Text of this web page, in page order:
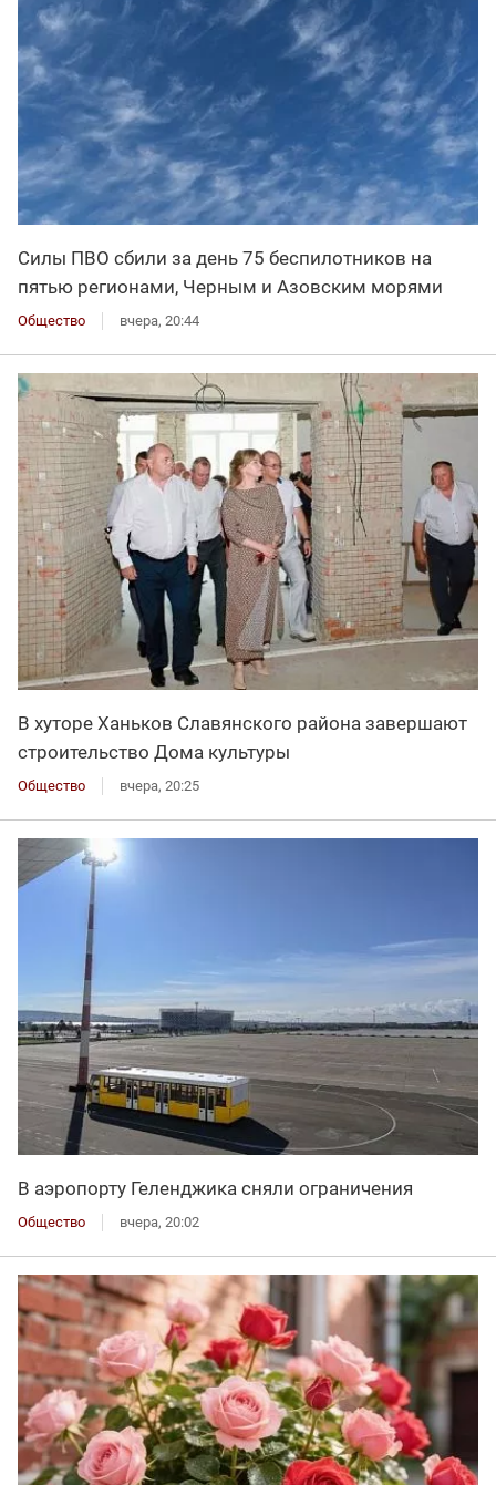
Силы ПВО сбили за день 75 беспилотников на
пятью регионами, Черным и Азовским морями
Общество вчера, 20:44
В хуторе Ханьков Славянского района завершают
строительство Дома культуры
Общество вчера, 20:25
В аэропорту Геленджика сняли ограничения
Общество вчера, 20:02